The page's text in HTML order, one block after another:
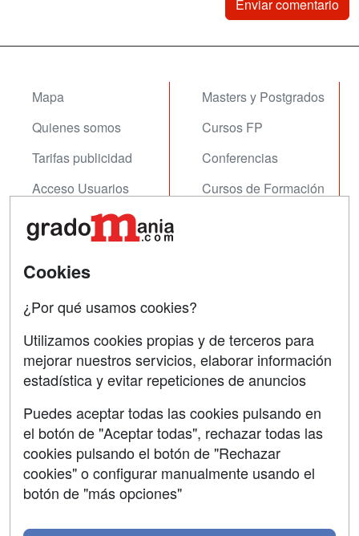
Mapa
Quienes somos
Tarifas publicidad
Acceso Usuarios
Acceso Centros
Masters y Postgrados
Cursos FP
Conferencias
Cursos de Formación
Contactar
Copyleft
Grupo formazion:
Cookies
¿Por qué usamos cookies?
Utilizamos cookies propias y de terceros para
mejorar nuestros servicios, elaborar información
estadística y evitar repeticiones de anuncios
Puedes aceptar todas las cookies pulsando en
el botón de "Aceptar todas", rechazar todas las
cookies pulsando el botón de "Rechazar
cookies" o configurar manualmente usando el
botón de "más opciones"